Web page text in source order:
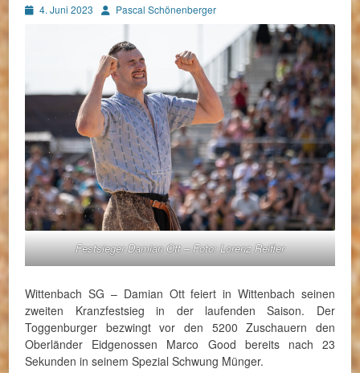
Posted4. Juni 2023 AutorPascal Schönenberger
Festsieger Damian Ott – Foto: Lorenz Reifler
Wittenbach SG – Damian Ott feiert in Wittenbach seinen
zweiten Kranzfestsieg in der laufenden Saison. Der
Toggenburger bezwingt vor den 5200 Zuschauern den
Oberländer Eidgenossen Marco Good bereits nach 23
Sekunden in seinem Spezial Schwung Münger.